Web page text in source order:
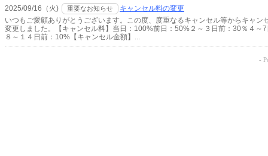
2025/09/16（火) 重要なお知らせ
キャンセル料の変更
いつもご愛顧ありがとうございます。この度、度重なるキャンセル等からキャン
変更しました。【キャンセル料】当日：100%前日：50%２～３日前：30％４～
８～１４日前：10%【キャンセル金額】...
-